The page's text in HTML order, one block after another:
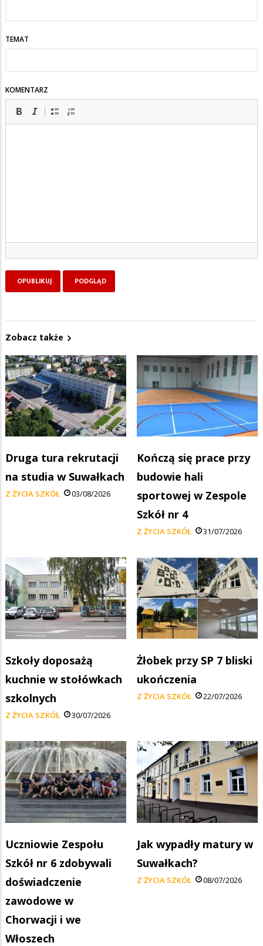
TEMAT
KOMENTARZ
Zobacz także
Druga tura rekrutacji
na studia w Suwałkach
Z ŻYCIA SZKÓŁ 03/08/2026
Kończą się prace przy
budowie hali
sportowej w Zespole
Szkół nr 4
Z ŻYCIA SZKÓŁ 31/07/2026
Szkoły doposażą
kuchnie w stołówkach
szkolnych
Z ŻYCIA SZKÓŁ 30/07/2026
Żłobek przy SP 7 bliski
ukończenia
Z ŻYCIA SZKÓŁ 22/07/2026
Uczniowie Zespołu
Szkół nr 6 zdobywali
doświadczenie
zawodowe w
Chorwacji i we
Włoszech
Jak wypadły matury w
Suwałkach?
Z ŻYCIA SZKÓŁ 08/07/2026